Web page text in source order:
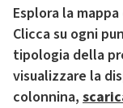
Esplora la
Clicca su ogni
tipologia della
visualizzare la
colonnina,